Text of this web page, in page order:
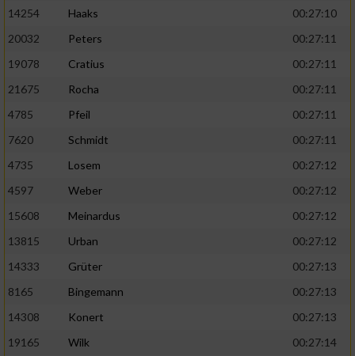
14254
Haaks
00:27:10
20032
Peters
00:27:11
19078
Cratius
00:27:11
21675
Rocha
00:27:11
4785
Pfeil
00:27:11
7620
Schmidt
00:27:11
4735
Losem
00:27:12
4597
Weber
00:27:12
15608
Meinardus
00:27:12
13815
Urban
00:27:12
14333
Grüter
00:27:13
8165
Bingemann
00:27:13
14308
Konert
00:27:13
19165
Wilk 00:27:14